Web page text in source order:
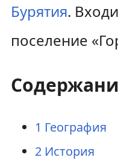
Бурятия.
поселение
1 География
2 История